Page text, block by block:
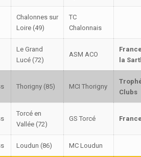
Chalonnes sur
Loire (49)
TC
Chalonnais
Le Grand
Lucé (72)
ASM ACO
la
Thorigny (85) MCI Thorigny
Clubs
Torcé en
Vallée (72)
GS Torcé
Loudun (86) MC Loudun